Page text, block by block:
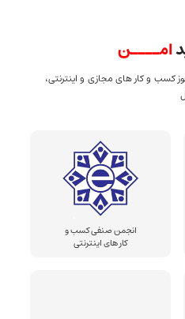
امــــن
کسب و کار های مجازی و اینترنتی،
انجمن صنفی کسب و
کار های اینترنتی